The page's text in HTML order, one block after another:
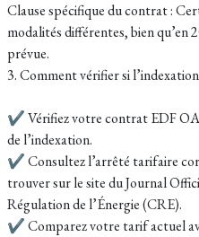
Clause spécifique du contrat :
modalités différentes, bien qu’en
prévue.
3. Comment vérifier si
✔ Vérifiez votre contrat EDF OA
de l’indexation.
✔ Consultez l’arrêté tarifaire
trouver sur le site du Journal
Régulation de l’Énergie (CRE).
✔ Comparez votre tarif actuel